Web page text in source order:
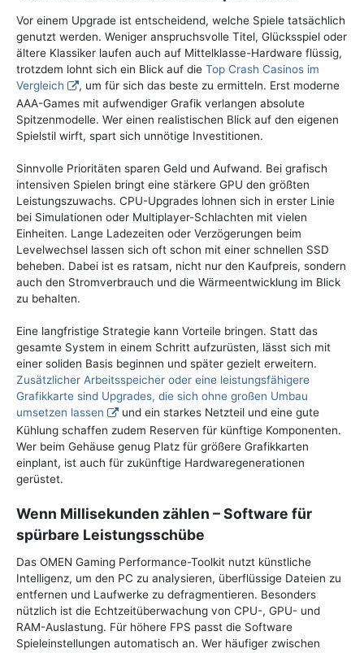
Vor einem Upgrade ist entscheidend, welche Spiele tatsächlich
genutzt werden. Weniger anspruchsvolle Titel, Glücksspiel oder
ältere Klassiker laufen auch auf Mittelklasse-Hardware flüssig,
trotzdem lohnt sich ein Blick auf die Top Crash Casinos im
Vergleich
, um für sich das beste zu ermitteln. Erst moderne
AAA-Games mit aufwendiger Grafik verlangen absolute
Spitzenmodelle. Wer einen realistischen Blick auf den eigenen
Spielstil wirft, spart sich unnötige Investitionen.
Sinnvolle Prioritäten sparen Geld und Aufwand. Bei grafisch
intensiven Spielen bringt eine stärkere GPU den größten
Leistungszuwachs. CPU-Upgrades lohnen sich in erster Linie
bei Simulationen oder Multiplayer-Schlachten mit vielen
Einheiten. Lange Ladezeiten oder Verzögerungen beim
Levelwechsel lassen sich oft schon mit einer schnellen SSD
beheben. Dabei ist es ratsam, nicht nur den Kaufpreis, sondern
auch den Stromverbrauch und die Wärmeentwicklung im Blick
zu behalten.
Eine langfristige Strategie kann Vorteile bringen. Statt das
gesamte System in einem Schritt aufzurüsten, lässt sich mit
einer soliden Basis beginnen und später gezielt erweitern.
Zusätzlicher Arbeitsspeicher oder eine leistungsfähigere
Grafikkarte sind Upgrades, die sich ohne großen Umbau
umsetzen lassen
und ein starkes Netzteil und eine gute
Kühlung schaffen zudem Reserven für künftige Komponenten.
Wer beim Gehäuse genug Platz für größere Grafikkarten
einplant, ist auch für zukünftige Hardwaregenerationen
gerüstet.
Wenn Millisekunden zählen – Software für
spürbare Leistungsschübe
Das OMEN Gaming Performance-Toolkit nutzt künstliche
Intelligenz, um den PC zu analysieren, überflüssige Dateien zu
entfernen und Laufwerke zu defragmentieren. Besonders
nützlich ist die Echtzeitüberwachung von CPU-, GPU- und
RAM-Auslastung. Für höhere FPS passt die Software
Spieleinstellungen automatisch an. Wer häufiger zwischen